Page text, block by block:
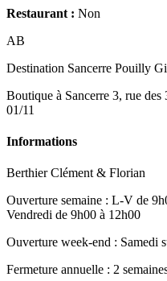
Restaurant : Non
AB
Destination Sancerre Pouilly
Boutique à Sancerre 3, rue
01/11
Informations
Berthier Clément & Florian
Ouverture semaine : L-V de
Vendredi de 9h00 à 12h00
Ouverture week-end : Samedi
Fermeture annuelle : 2